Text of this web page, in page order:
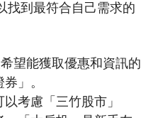
找到最符合自己需求的
望能獲取優惠和資訊的
」。
考慮「三竹股市」